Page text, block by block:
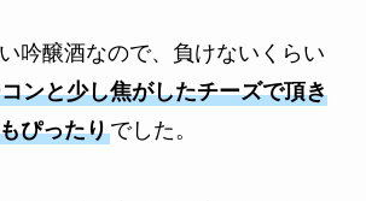
吟醸酒なので、負けないくらい
ンと少し焦がしたチーズで頂き
ぴったりでした。